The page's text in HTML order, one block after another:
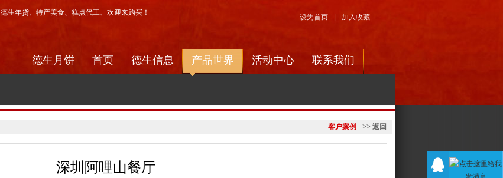
德生年货、 特产美食、 糕点代工、欢迎来购买！
设为首页 加入收藏
德生月饼 首页 德生信息 产品世界 活动中心 联系我们
客户案例 >> 返回
深圳阿哩山餐厅